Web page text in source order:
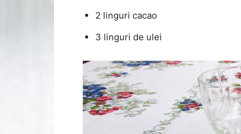
2 linguri cacao
3 linguri de ulei